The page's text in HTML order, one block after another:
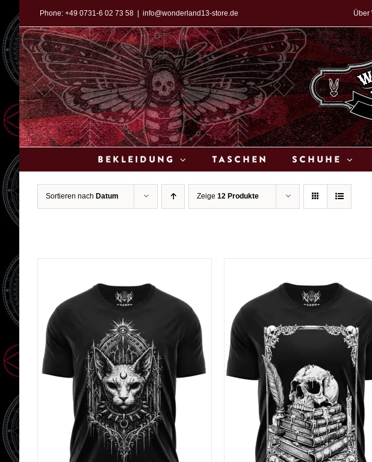
Inhalt
springen
Phone: +49 0731-6 02 73 58 info@wonderland13-store.de Über
Bekleidung Taschen Schuhe
Sortieren nach Datum Zeige 12 Produkte